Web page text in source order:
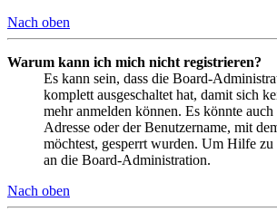
Nach oben
Warum kann ich mich nicht registrieren?
Es kann sein, dass die Board-
komplett ausgeschaltet hat, damit sich
mehr anmelden können. Es könnte auch
Adresse oder der Benutzername, mit
möchtest, gesperrt wurden. Um Hilfe zu
an die Board-Administration.
Nach oben